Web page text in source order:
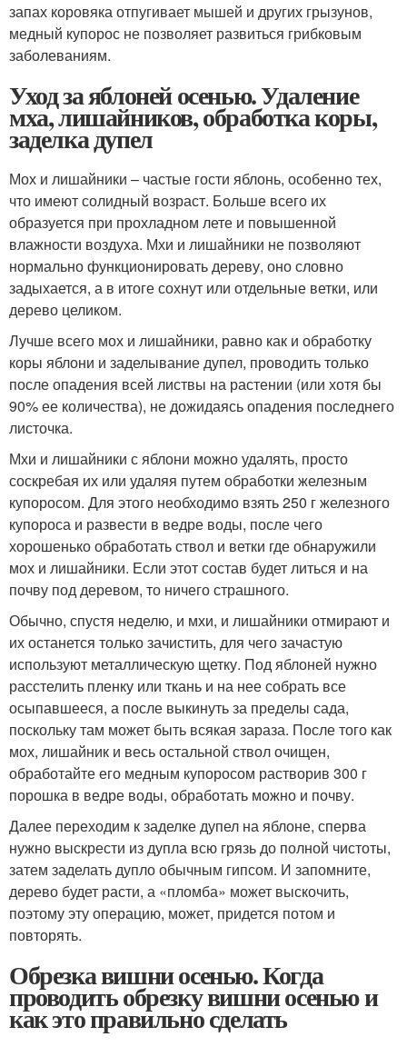
запах коровяка отпугивает мышей и других грызунов,
медный купорос не позволяет развиться грибковым
заболеваниям.
Уход за яблоней осенью. Удаление
мха, лишайников, обработка коры,
заделка дупел
Мох и лишайники – частые гости яблонь, особенно тех,
что имеют солидный возраст. Больше всего их
образуется при прохладном лете и повышенной
влажности воздуха. Мхи и лишайники не позволяют
нормально функционировать дереву, оно словно
задыхается, а в итоге сохнут или отдельные ветки, или
дерево целиком.
Лучше всего мох и лишайники, равно как и обработку
коры яблони и заделывание дупел, проводить только
после опадения всей листвы на растении (или хотя бы
90% ее количества), не дожидаясь опадения последнего
листочка.
Мхи и лишайники с яблони можно удалять, просто
соскребая их или удаляя путем обработки железным
купоросом. Для этого необходимо взять 250 г железного
купороса и развести в ведре воды, после чего
хорошенько обработать ствол и ветки где обнаружили
мох и лишайники. Если этот состав будет литься и на
почву под деревом, то ничего страшного.
Обычно, спустя неделю, и мхи, и лишайники отмирают и
их останется только зачистить, для чего зачастую
используют металлическую щетку. Под яблоней нужно
расстелить пленку или ткань и на нее собрать все
осыпавшееся, а после выкинуть за пределы сада,
поскольку там может быть всякая зараза. После того как
мох, лишайник и весь остальной ствол очищен,
обработайте его медным купоросом растворив 300 г
порошка в ведре воды, обработать можно и почву.
Далее переходим к заделке дупел на яблоне, сперва
нужно выскрести из дупла всю грязь до полной чистоты,
затем заделать дупло обычным гипсом. И запомните,
дерево будет расти, а «пломба» может выскочить,
поэтому эту операцию, может, придется потом и
повторять.
Обрезка вишни осенью. Когда
проводить обрезку вишни осенью и
как это правильно сделать